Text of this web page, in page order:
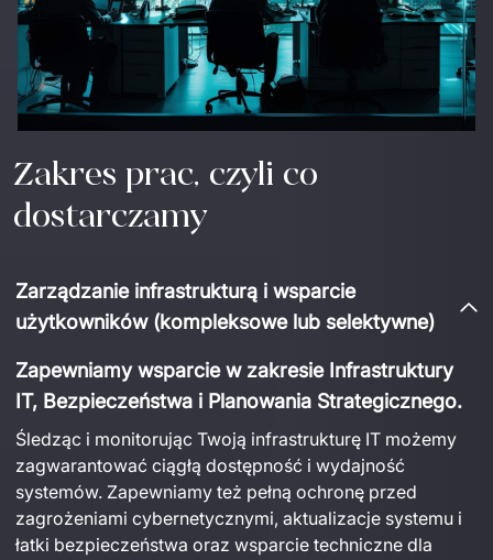
Zakres prac, czyli co
dostarczamy
Zarządzanie infrastrukturą i wsparcie
użytkowników (kompleksowe lub selektywne)
Zapewniamy wsparcie w zakresie Infrastruktury
IT, Bezpieczeństwa i Planowania Strategicznego.
Śledząc i monitorując Twoją infrastrukturę IT możemy
zagwarantować ciągłą dostępność i wydajność
systemów. Zapewniamy też pełną ochronę przed
zagrożeniami cybernetycznymi, aktualizacje systemu i
łatki bezpieczeństwa oraz wsparcie techniczne dla